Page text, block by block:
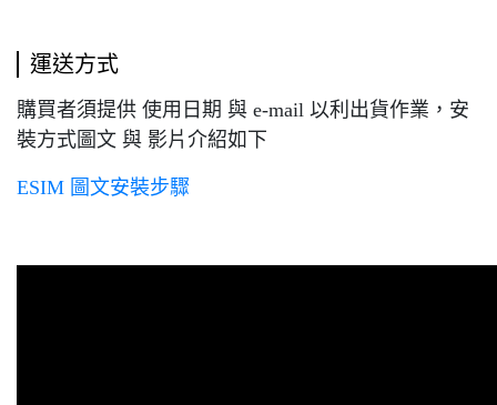
運送方式
購買者須提供 使用日期 與 e-mail 以利出貨作業，安
裝方式圖文 與 影片介紹如下
ESIM 圖文安裝步驟